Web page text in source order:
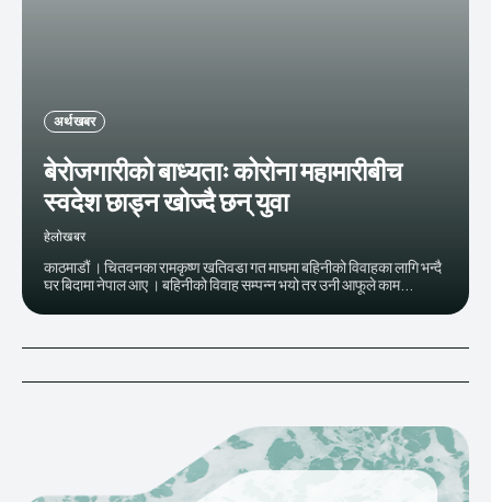
अर्थ खबर
बेरोजगारीको बाध्यताः कोरोना महामारीबीच
स्वदेश छाड्न खोज्दै छन् युवा
हेलाेखबर
काठमाडौं । चितवनका रामकृष्ण खतिवडा गत माघमा बहिनीको विवाहका लागि भन्दै
घर बिदामा नेपाल आए । बहिनीको विवाह सम्पन्न भयो तर उनी आफूले काम...